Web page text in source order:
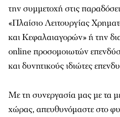
την συμμετοχή στις
«Πλαίσιο Λειτουργίας
και Κεφαλαιαγορών» ή την
online προσομοιωτών
και δυνητικούς ιδιώτες
Με τη συνεργασία μας με τα
χώρας, απευθυνόμαστε στο